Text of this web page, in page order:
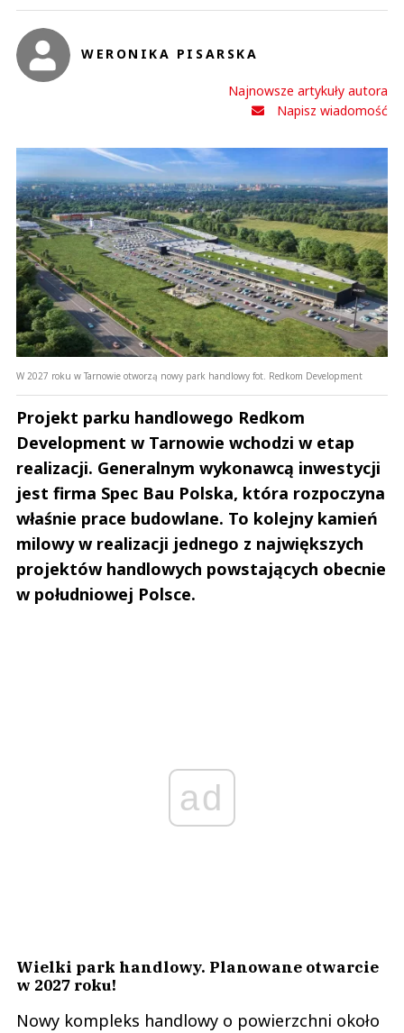
WERONIKA PISARSKA
Najnowsze artykuły autora
Napisz wiadomość
W 2027 roku w Tarnowie otworzą nowy park handlowy fot. Redkom Development
Projekt parku handlowego Redkom
Development w Tarnowie wchodzi w etap
realizacji. Generalnym wykonawcą inwestycji
jest firma Spec Bau Polska, która rozpoczyna
właśnie prace budowlane. To kolejny kamień
milowy w realizacji jednego z największych
projektów handlowych powstających obecnie
w południowej Polsce.
ad
Wielki park handlowy. Planowane otwarcie
w 2027 roku!
Nowy kompleks handlowy o powierzchni około